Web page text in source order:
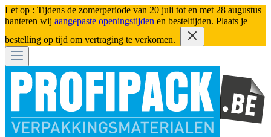
Let op : Tijdens de zomerperiode van 20 juli tot en met 28 augustus
hanteren wij aangepaste openingstijden en besteltijden. Plaats je
bestelling op tijd om vertraging te verkomen.